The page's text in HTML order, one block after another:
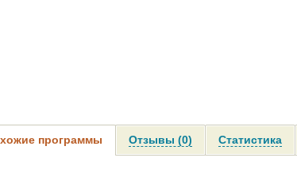
программы Отзывы (0) Статистика